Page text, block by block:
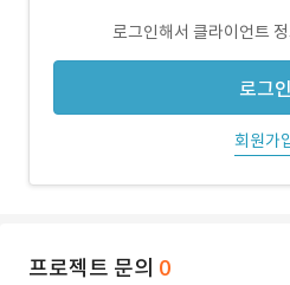
로그인해서 클라이언트
로그인
회원가
프로젝트 문의 0